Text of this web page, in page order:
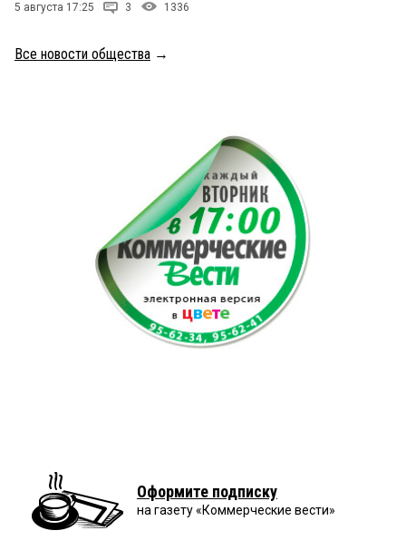
5 августа 17:25 3 1336
Все новости общества →
Оформите подписку
на газету «Коммерческие вести»